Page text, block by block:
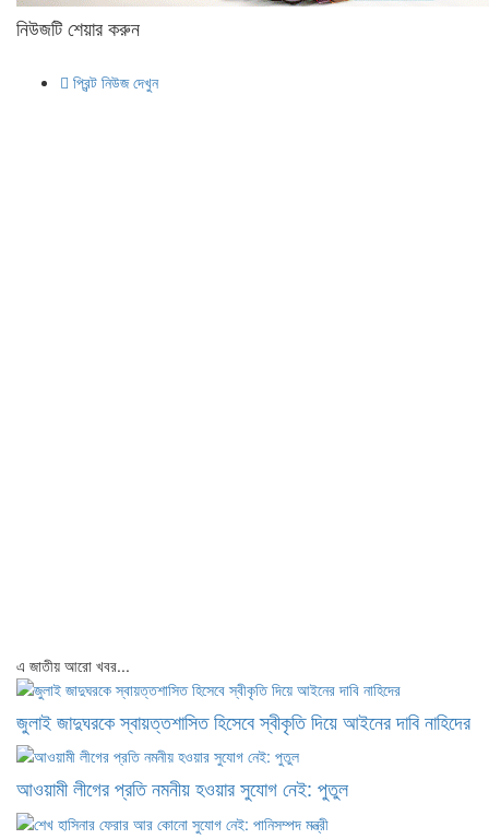
নিউজটি শেয়ার করুন
প্রিন্ট নিউজ দেখুন
এ জাতীয় আরো খবর...
জুলাই জাদুঘরকে স্বায়ত্তশাসিত হিসেবে স্বীকৃতি দিয়ে আইনের দাবি নাহিদের
আওয়ামী লীগের প্রতি নমনীয় হওয়ার সুযোগ নেই: পুতুল